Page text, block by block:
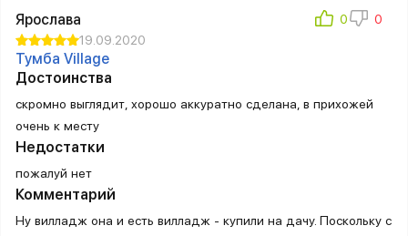
Ярослава
19.09.2020
Тумба Village
Достоинства
скромно выглядит, хорошо аккуратно сделана, в прихожей
очень к месту
Недостатки
пожалуй нет
Комментарий
Ну вилладж она и есть вилладж - купили на дачу. Поскольку с